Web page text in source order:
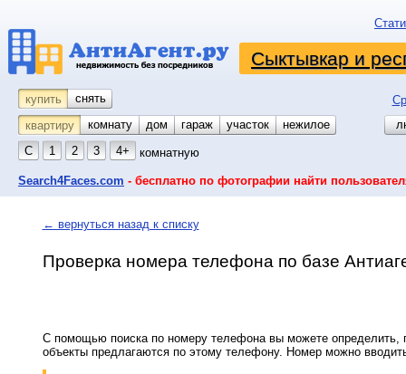
Сыктывкар и
купить снять
квартиру
комнату койко-место
дом гараж участок
нежилое
С
1 2 3 4+ комнатную
Search4Faces.com - бесплатно по фотографии найти
← вернуться назад к списку
Проверка номера телефона по базе
С помощью поиска по номеру телефона вы можете определить,
объекты предлагаются по этому телефону. Номер можно